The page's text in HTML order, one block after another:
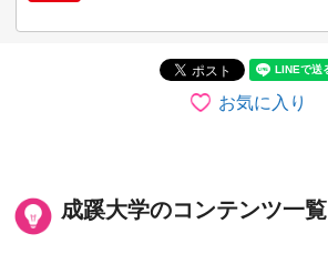
お気に入り
成蹊大学のコンテンツ一覧